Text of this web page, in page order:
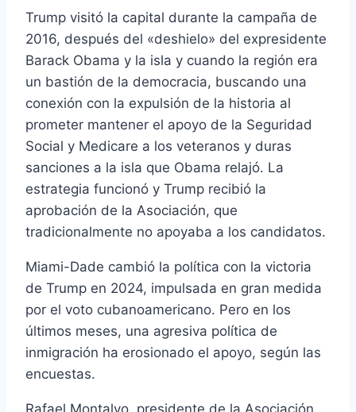
Trump visitó la capital durante la campaña de
2016, después del «deshielo» del expresidente
Barack Obama y la isla y cuando la región era
un bastión de la democracia, buscando una
conexión con la expulsión de la historia al
prometer mantener el apoyo de la Seguridad
Social y Medicare a los veteranos y duras
sanciones a la isla que Obama relajó. La
estrategia funcionó y Trump recibió la
aprobación de la Asociación, que
tradicionalmente no apoyaba a los candidatos.
Miami-Dade cambió la política con la victoria
de Trump en 2024, impulsada en gran medida
por el voto cubanoamericano. Pero en los
últimos meses, una agresiva política de
inmigración ha erosionado el apoyo, según las
encuestas.